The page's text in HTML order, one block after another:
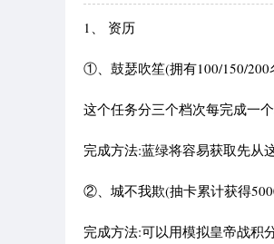
1、 资历
①、鼓瑟吹笙(拥有100/150/200
这个任务分三个档次每完成一
完成方法:蓝绿将容易获取先从
②、城不我欺(抽卡累计获得
完成方法:可以用模拟皇帝战积